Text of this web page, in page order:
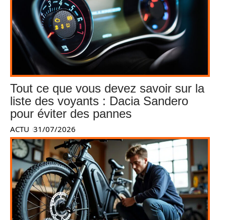
Tout ce que vous devez savoir sur la
liste des voyants : Dacia Sandero
pour éviter des pannes
ACTU 31/07/2026